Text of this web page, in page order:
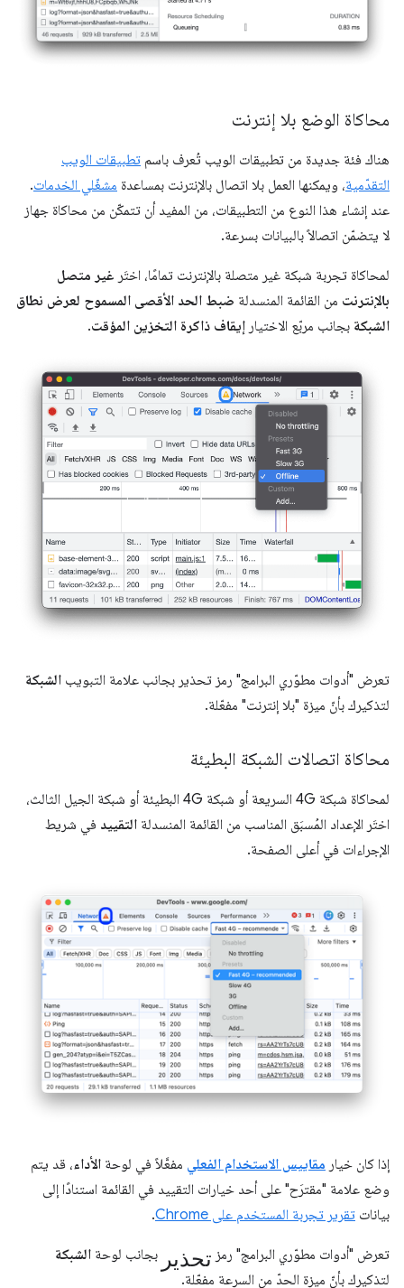
محاكاة الوضع بلا إنترنت
هناك فئة جديدة من تطبيقات الويب تُعرف باسم تطبيقات الويب
التقدّمية، ويمكنها العمل بلا اتصال بالإنترنت بمساعدة مشغّلي الخدمات.
عند إنشاء هذا النوع من التطبيقات، من المفيد أن تتمكّن من محاكاة جهاز
لا يتضمّن اتصالاً بالبيانات بسرعة.
لمحاكاة تجربة شبكة غير متصلة بالإنترنت تمامًا، اختَر غير متصل
بالإنترنت من القائمة المنسدلة ضبط الحد الأقصى المسموح لعرض نطاق
الشبكة بجانب مربّع الاختيار إيقاف ذاكرة التخزين المؤقت.
تعرض "أدوات مطوّري البرامج" رمز تحذير بجانب علامة التبويب الشبكة
لتذكيرك بأنّ ميزة "بلا إنترنت" مفعّلة.
محاكاة اتصالات الشبكة البطيئة
لمحاكاة شبكة 4G السريعة أو شبكة 4G البطيئة أو شبكة الجيل الثالث،
اختَر الإعداد المُسبَق المناسب من القائمة المنسدلة التقييد في شريط
الإجراءات في أعلى الصفحة.
إذا كان خيار مقاييس الاستخدام الفعلي مفعَّلاً في لوحة الأداء، قد يتم
وضع علامة "مقترَح" على أحد خيارات التقييد في القائمة استنادًا إلى
بيانات تقرير تجربة المستخدم على Chrome .
تعرض "أدوات مطوّري البرامج" رمز تحذير بجانب لوحة الشبكة
لتذكيرك بأنّ ميزة الحدّ من السرعة مفعّلة.